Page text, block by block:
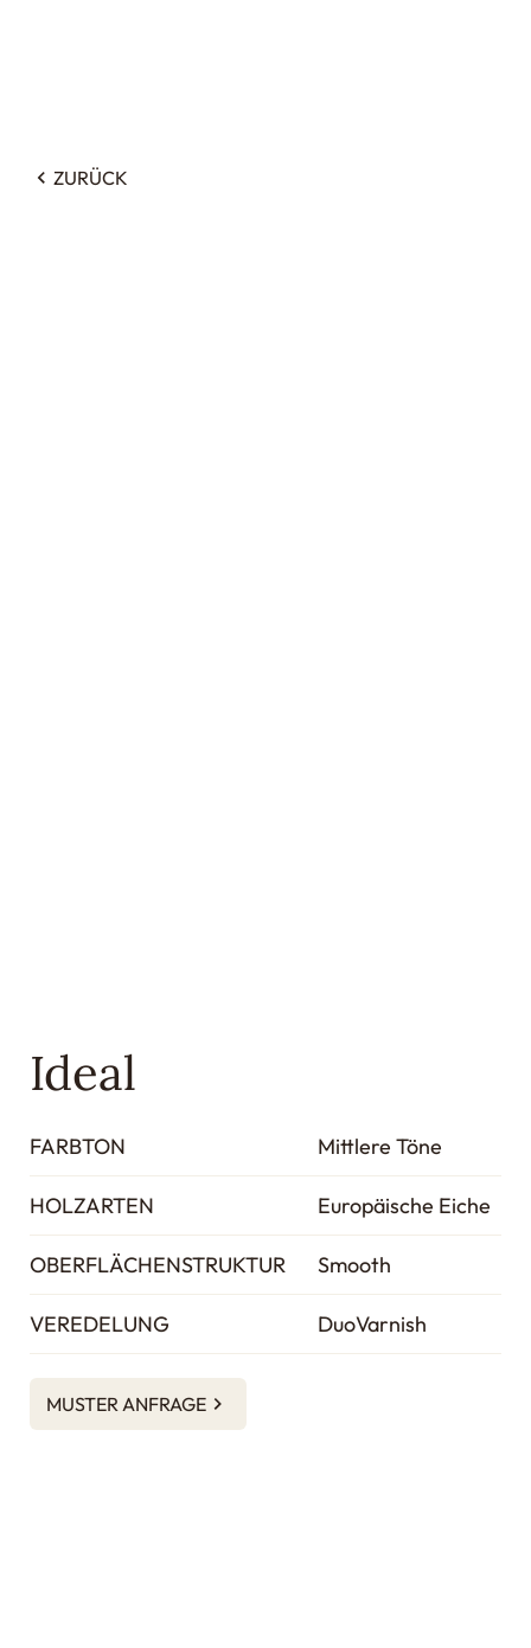
ZURÜCK
Ideal
FARBTON Mittlere Töne
HOLZARTEN Europäische Eiche
OBERFLÄCHENSTRUKTUR Smooth
VEREDELUNG DuoVarnish
MUSTER ANFRAGE